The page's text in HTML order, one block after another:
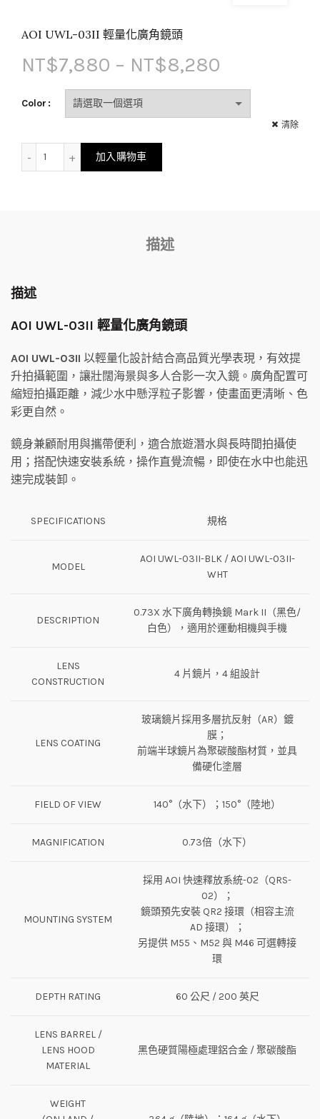
AOI UWL-03II 輕量化廣角鏡頭
NT$7,880 – NT$8,280
格
Color
清除
AOI UWL-03II 輕量化廣角鏡頭 數量
加入購物車
描述
描述
AOI UWL-03II 輕量化廣角鏡頭
AOI UWL-03II 以輕量化設計結合高品質光學表現，有效提
升拍攝範圍，讓壯闊海景與多人合影一次入鏡。廣角配置可
縮短拍攝距離，減少水中懸浮粒子影響，使畫面更清晰、色
彩更自然。
鏡身兼顧耐用與攜帶便利，適合旅遊潛水與長時間拍攝使
用；搭配快速安裝系統，操作直覺流暢，即使在水中也能迅
速完成裝卸。
SPECIFICATIONS 規格
MODEL
AOI UWL-03II-BLK / AOI UWL-03II-
WHT
DESCRIPTION
0.73X 水下廣角轉換鏡 Mark II（黑色/
白色），適用於運動相機與手機
LENS
CONSTRUCTION
4 片鏡片，4 組設計
LENS COATING
玻璃鏡片採用多層抗反射（AR）鍍
膜；
前端半球鏡片為聚碳酸酯材質，並具
備硬化塗層
FIELD OF VIEW 140°（水下）；150°（陸地）
MAGNIFICATION 0.73倍（水下）
MOUNTING SYSTEM
採用 AOI 快速釋放系統-02（QRS-
02）；
鏡頭預先安裝 QR2 接環（相容主流
AD 接環）；
另提供 M55、M52 與 M46 可選轉接
環
DEPTH RATING 60 公尺 / 200 英尺
LENS BARREL /
LENS HOOD
MATERIAL
黑色硬質陽極處理鋁合金 / 聚碳酸酯
WEIGHT